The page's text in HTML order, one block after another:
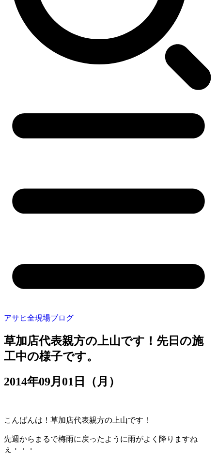
アサヒ全現場ブログ
草加店代表親方の上山です！先日の施
工中の様子です。
2014年09月01日（月）
こんばんは！草加店代表親方の上山です！
先週からまるで梅雨に戻ったように雨がよく降りますね
ぇ・・・